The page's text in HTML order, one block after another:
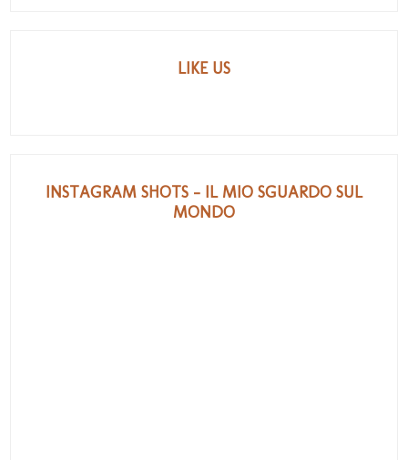
LIKE US
INSTAGRAM SHOTS - IL MIO SGUARDO SUL
MONDO